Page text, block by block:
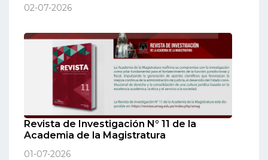
02-07-2026
Revista de Investigación N° 11 de la
Academia de la Magistratura
01-07-2026